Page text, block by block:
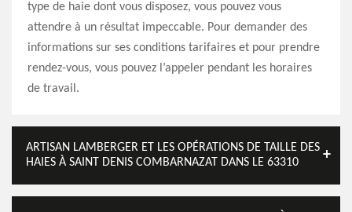
type de haie dont vous disposez, vous pouvez vous
attendre à un résultat impeccable. Pour demander des
informations sur ses conditions tarifaires et pour prendre
rendez-vous, vous pouvez l’appeler pendant les horaires
de travail.
ARTISAN LAMBERGER ET LES OPÉRATIONS DE TAILLE DES
HAIES À SAINT DENIS COMBARNAZAT DANS LE 63310